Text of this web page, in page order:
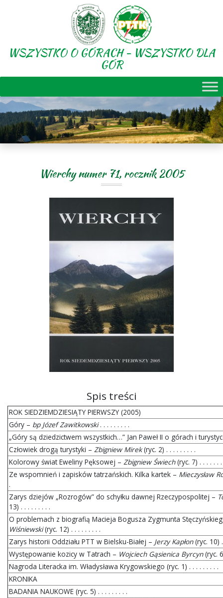
WSZYSTKO O GÓRACH - WSZYSTKO DLA
GÓR
Wierchy numer 71, rocznik 2005
Spis treści
ROK SIEDZIEMDZIESIĄTY PIERWSZY (2005)
Góry – bp Józef Zawitkowski. . . . . . . . .
„Góry są dziedzictwem wszystkich…” Jan Paweł II o górach i
Człowiek drogą turystyki – Zbigniew Mirek(ryc. 2) . . . . . . . . .
Kolorowy świat Eweliny Pęksowej – Zbigniew Świech(ryc. 7) . . . . . .
Ze wspomnień i zapisków tatrzańskich. Kilka kartek – Mieczysław
.
Zarys dziejów „Rozrogów” do schyłku dawnej Rzeczypospolitej –
13) . . . . . . . . .
O problemach z biografią Macieja Bogusza Zygmunta
Wiśniewski(ryc. 12) . . . . . . . . .
Zarys historii Oddziału PTT w Bielsku-Białej – Jerzy Kapłon(ryc. 10)
Występowanie kozicy w Tatrach – Wojciech Gąsienica Byrcyn(ryc.
Nagroda Literacka im. Władysława Krygowskiego (ryc. 1) . . . . . . . . .
KRONIKA
BADANIA NAUKOWE (ryc. 5) . . . . . . . . .